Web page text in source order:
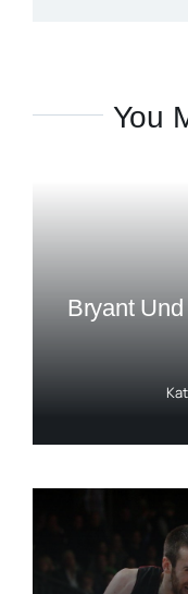
You
Bryant